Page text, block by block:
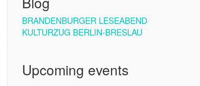
BRANDENBURGER LESEABEND
KULTURZUG BERLIN-BRESLAU
Upcoming events